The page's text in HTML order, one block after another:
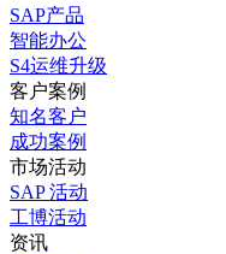
SAP产品
智能办公
S4运维升级
客户案例
知名客户
成功案例
市场活动
SAP 活动
工博活动
资讯